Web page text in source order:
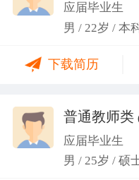
应届毕业生
男 / 22岁 / 本
下载简历
普通教师类
应届毕业生
男 / 25岁 / 硕